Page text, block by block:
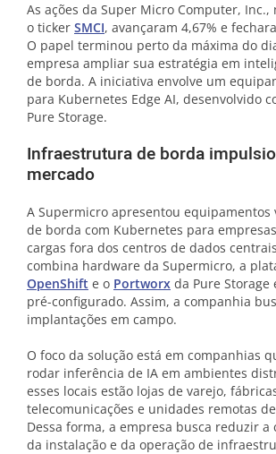
As ações da Super Micro Computer, Inc.,
o ticker SMCI, avançaram 4,67% e
O papel terminou perto da máxima do
empresa ampliar sua estratégia em
de borda. A iniciativa envolve um
para Kubernetes Edge AI, desenvolvido
Pure Storage.
Infraestrutura de borda
mercado
A Supermicro apresentou equipamentos
de borda com Kubernetes para
cargas fora dos centros de dados
combina hardware da Supermicro, a
OpenShift e o Portworx da Pure Storage
pré-configurado. Assim, a companhia
implantações em campo.
O foco da solução está em companhias
rodar inferência de IA em ambientes
esses locais estão lojas de varejo,
telecomunicações e unidades remotas
Dessa forma, a empresa busca reduzir a
da instalação e da operação de